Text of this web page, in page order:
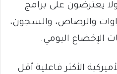
يعترضون على برامج
والرصاص، والسجون،
الإخضاع اليومي.
الأكثر فاعلية أقل